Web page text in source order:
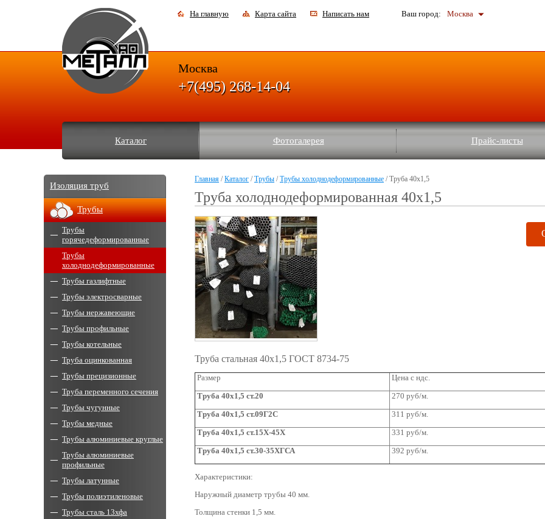
На главную Карта сайта Написать нам Ваш город: Москва
Каталог Фотогалерея Прайс-листы
Москва
+7(495) 268-14-04
Главная /Каталог /Трубы /Трубы холоднодеформированные / Труба 40x1,5
Труба холоднодеформированная 40x1,5
Труба стальная 40x1,5 ГОСТ 8734-75
Размер
Цена с ндс.
Труба 40x1,5 ст.20
270 руб/м.
Труба 40x1,5 ст.09Г2С
311 руб/м.
Труба 40x1,5 ст.15Х-45Х
331 руб/м.
Труба 40x1,5 ст.30-35ХГСА 392 руб/м.
Характеристики:
Наружный диаметр трубы 40 мм.
Толщина стенки 1,5 мм.
Изоляция труб
Трубы
Трубы
горячедеформированные
Трубы
холоднодеформированные
Трубы газлифтные
Трубы электросварные
Трубы нержавеющие
Трубы профильные
Трубы котельные
Труба оцинкованная
Трубы прецизионные
Труба переменного сечения
Трубы чугунные
Трубы медные
Трубы алюминиевые круглые
Трубы алюминиевые
профильные
Трубы латунные
Трубы полиэтиленовые
Трубы сталь 13хфа